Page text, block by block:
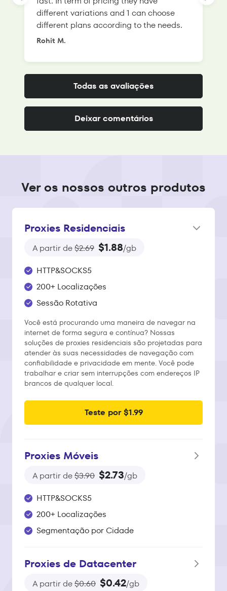
different variations and 1 can choose
different plans according to the needs.
Rohit M.
Todas as avaliações
Deixar comentários
Ver os nossos outros produtos
Proxies Residenciais
A partir de$2.69 $1.88/gb
HTTP&SOCKS5
200+ Localizações
Sessão Rotativa
Você está procurando uma maneira de navegar na
internet de forma segura e contínua? Nossas
soluções de proxies residenciais são projetadas para
atender às suas necessidades de navegação com
confiabilidade e privacidade em mente. Você pode
trabalhar e criar sem interrupções com endereços IP
brancos de qualquer local.
Teste por $1.99
Proxies Móveis
A partir de$3.90 $2.73/gb
HTTP&SOCKS5
200+ Localizações
Segmentação por Cidade
Proxies de Datacenter
A partir de$0.60 $0.42/gb